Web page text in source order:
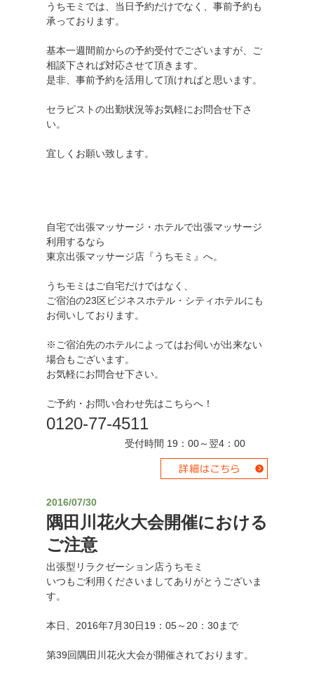
うちモミでは、当日予約だけでなく、事前予約も
承っております。
基本一週間前からの予約受付でございますが、ご
相談下されば対応させて頂きます。
是非、事前予約を活用して頂ければと思います。
セラピストの出勤状況等お気軽にお問合せ下さ
い。
宜しくお願い致します。
自宅で出張マッサージ・ホテルで出張マッサージ
利用するなら
東京出張マッサージ店『うちモミ』へ。
うちモミはご自宅だけではなく、
ご宿泊の23区ビジネスホテル・シティホテルにも
お伺いしております。
※ご宿泊先のホテルによってはお伺いが出来ない
場合もございます。
お気軽にお問合せ下さい。
ご予約・お問い合わせ先はこちらへ！
0120-77-4511
受付時間 19：00～翌4：00
2016/07/30
隅田川花火大会開催における
ご注意
出張型リラクゼーション店うちモミ
いつもご利用くださいましてありがとうございま
す。
本日、2016年7月30日19：05～20：30まで
第39回隅田川花火大会が開催されております。